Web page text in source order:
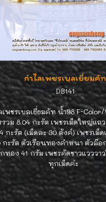
กำไลเพชรเบลเยี่ยมคัท
DB141
เพชรเบลเยี่ยมคัท น้ำ98 F-
รวม 8.04 กะรัต เพชรเม็ดใหญ่แถ
กะรัต (เม็ดละ 30 ตังค์) เพชรเม็ด
กะรัต ตัวเรือนทองคำหนา ตัวล๊อ
อง 41 กรัม เพชรคัดขาวแวววา
ทุกเม็ดค่ะ